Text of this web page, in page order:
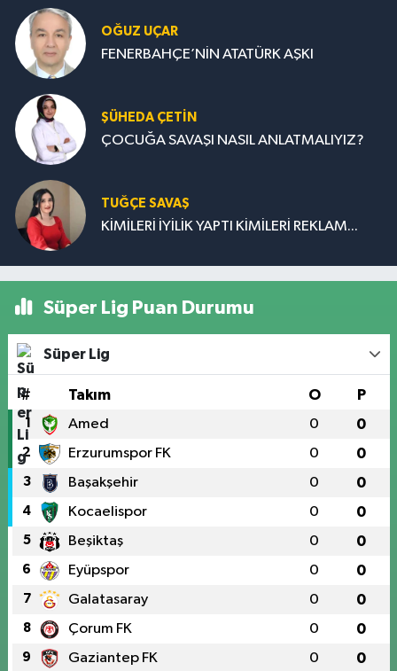
OĞUZ UÇAR
FENERBAHÇE’NİN ATATÜRK AŞKI
ŞÜHEDA ÇETİN
ÇOCUĞA SAVAŞI NASIL ANLATMALIYIZ?
TUĞÇE SAVAŞ
KİMİLERİ İYİLİK YAPTI KİMİLERİ REKLAM...
Süper Lig Puan Durumu
Süper Lig
# Takım O P
1 Amed 0 0
2 Erzurumspor FK 0 0
3 Başakşehir 0 0
4 Kocaelispor 0 0
5 Beşiktaş 0 0
6 Eyüpspor 0 0
7 Galatasaray 0 0
8 Çorum FK 0 0
9 Gaziantep FK 0 0